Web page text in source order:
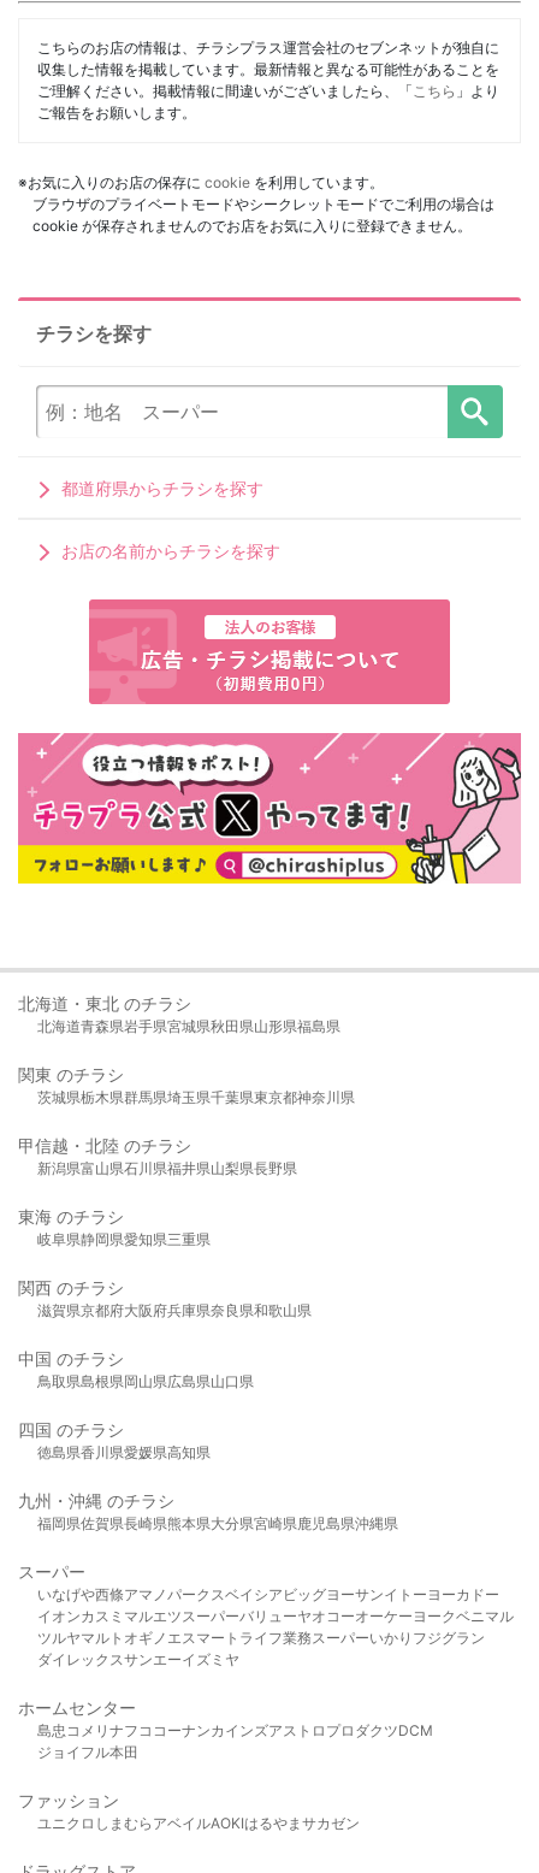
こちらのお店の情報は、チラシプラス運営会社のセブンネットが独自に
収集した情報を掲載しています。最新情報と異なる可能性があることを
ご理解ください。掲載情報に間違いがございましたら、「 こちら 」より
ご報告をお願いします。
※お気に入りのお店の保存に cookie を利用しています。
ブラウザのプライベートモードやシークレットモードでご利用の場合は
cookie が保存されませんのでお店をお気に入りに登録できません。
チラシを探す
都道府県からチラシを探す
お店の名前からチラシを探す
北海道・東北 のチラシ
北海道青森県岩手県宮城県秋田県山形県福島県
関東 のチラシ
茨城県栃木県群馬県埼玉県千葉県東京都神奈川県
甲信越・北陸 のチラシ
新潟県富山県石川県福井県山梨県長野県
東海 のチラシ
岐阜県静岡県愛知県三重県
関西 のチラシ
滋賀県京都府大阪府兵庫県奈良県和歌山県
中国 のチラシ
鳥取県島根県岡山県広島県山口県
四国 のチラシ
徳島県香川県愛媛県高知県
九州・沖縄 のチラシ
福岡県佐賀県長崎県熊本県大分県宮崎県鹿児島県沖縄県
スーパー
いなげや西條アマノパークスベイシア ビッグヨーサンイトーヨーカドー
イオンカスミ マルエツスーパーバリューヤオコーオーケー ヨークベニマル
ツルヤマルト オギノ エスマート ライフ業務スーパーいかり フジグラン
ダイレックスサンエーイズミヤ
ホームセンター
島忠 コメリ ナフコ コーナンカインズアストロプロダクツDCM
ジョイフル本田
ファッション
ユニクロ しまむら アベイルAOKIはるやま サカゼン